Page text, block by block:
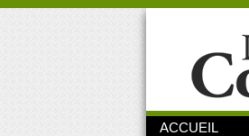
ACCUEIL